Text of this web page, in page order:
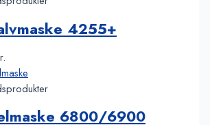
4255+
6800/6900